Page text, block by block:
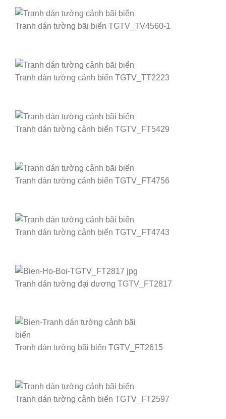
Tranh dán tường bãi biển TGTV_TV4560-1
Tranh dán tường cảnh biển TGTV_TT2223
Tranh dán tường cảnh biển TGTV_FT5429
Tranh dán tường cảnh biển TGTV_FT4756
Tranh dán tường cảnh biển TGTV_FT4743
Tranh dán tường đại dương TGTV_FT2817
Tranh dán tường bãi biển TGTV_FT2615
Tranh dán tường cảnh biển TGTV_FT2597